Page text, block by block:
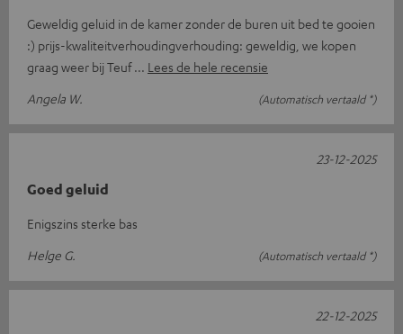
Geweldig geluid in de kamer zonder de buren uit bed te gooien
:) prijs-kwaliteitverhoudingverhouding: geweldig, we kopen
graag weer bij Teuf
Lees de hele recensie
Angela W.
(Automatisch vertaald *)
Goed geluid
Enigszins sterke bas
Helge G.
(Automatisch vertaald *)
23-12-2025
22-12-2025